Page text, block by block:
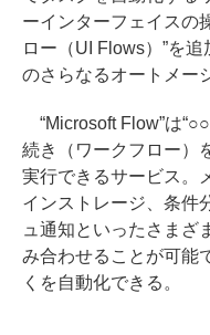
ーインターフェイスの
ロー（UI Flows）”を
のさらなるオートメー
“Microsoft Flow”は
続き（ワークフロー）
実行できるサービス。
インストレージ、条件
ュ通知といったさまざ
み合わせることが可能
くを自動化できる。